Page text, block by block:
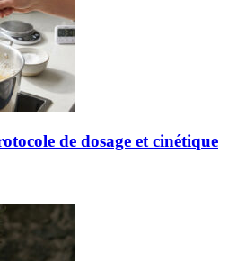
de dosage et cinétique